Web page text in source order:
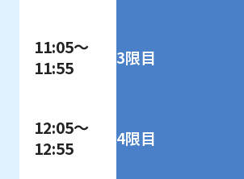
11:05～
11:55
3限目
12:05～
12:55
4限目